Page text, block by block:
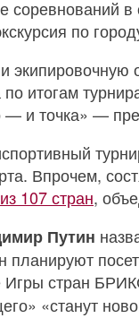
соревнований
по
итогам
— и точка» —
Впрочем,
из 107 стран,
Путин
планируют
стран
«станут